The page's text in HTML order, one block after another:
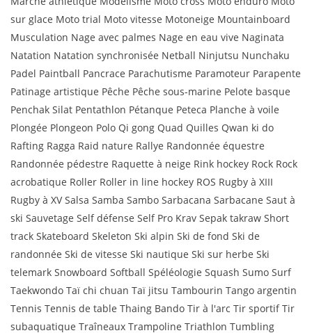
sur glace Moto trial Moto vitesse Motoneige Mountainboard
Musculation Nage avec palmes Nage en eau vive Naginata
Natation Natation synchronisée Netball Ninjutsu Nunchaku
Padel Paintball Pancrace Parachutisme Paramoteur Parapente
Patinage artistique Pêche Pêche sous-marine Pelote basque
Penchak Silat Pentathlon Pétanque Peteca Planche à voile
Plongée Plongeon Polo Qi gong Quad Quilles Qwan ki do
Rafting Ragga Raid nature Rallye Randonnée équestre
Randonnée pédestre Raquette à neige Rink hockey Rock Rock
acrobatique Roller Roller in line hockey ROS Rugby à XIII
Rugby à XV Salsa Samba Sambo Sarbacana Sarbacane Saut à
ski Sauvetage Self défense Self Pro Krav Sepak takraw Short
track Skateboard Skeleton Ski alpin Ski de fond Ski de
randonnée Ski de vitesse Ski nautique Ski sur herbe Ski
telemark Snowboard Softball Spéléologie Squash Sumo Surf
Taekwondo Taï chi chuan Taï jitsu Tambourin Tango argentin
Tennis Tennis de table Thaing Bando Tir à l'arc Tir sportif Tir
subaquatique Traîneaux Trampoline Triathlon Tumbling